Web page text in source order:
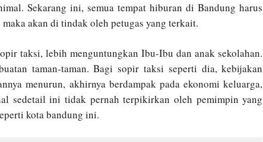
Sekarang ini, semua tempat hiburan di Bandung harus
akan di tindak oleh petugas yang terkait.
taksi, lebih menguntungkan Ibu-Ibu dan anak sekolahan.
taman-taman. Bagi sopir taksi seperti dia, kebijakan
menurun, akhirnya berdampak pada ekonomi keluarga,
sedetail ini tidak pernah terpikirkan oleh pemimpin yang
kota bandung ini.